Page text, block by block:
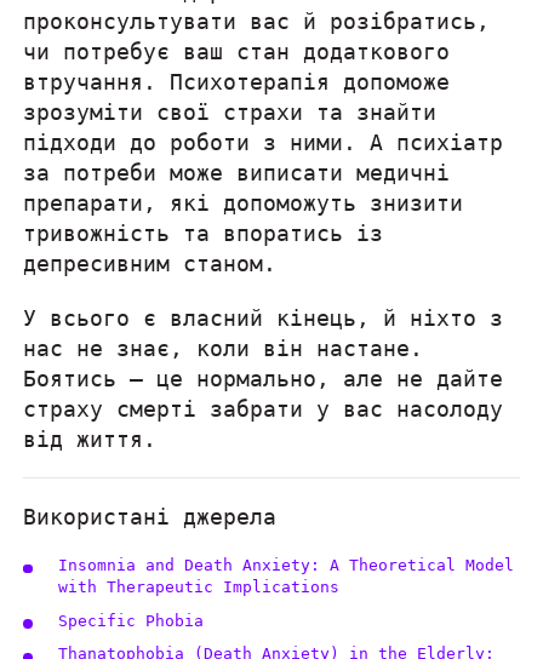
проконсультувати вас й розібратись,
чи потребує ваш стан додаткового
втручання. Психотерапія допоможе
зрозуміти свої страхи та знайти
підходи до роботи з ними. А психіатр
за потреби може виписати медичні
препарати, які допоможуть знизити
тривожність та впоратись із
депресивним станом.
У всього є власний кінець, й ніхто з
нас не знає, коли він настане.
Боятись — це нормально, але не дайте
страху смерті забрати у вас насолоду
від життя.
Використані джерела
Insomnia and Death Anxiety: A Theoretical Model
with Therapeutic Implications
Specific Phobia
Thanatophobia (Death Anxiety) in the Elderly: